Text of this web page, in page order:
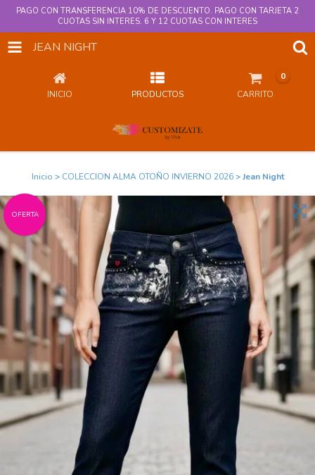
PAGO CON TRANSFERENCIA 10% DE DESCUENTO. PAGO CON TARJETA 2
CUOTAS SIN INTERES. 6 Y 12 CUOTAS CON INTERES
JEAN NIGHT
INICIO PRODUCTOS CARRITO
0
Inicio > COLECCION ALMA OTOÑO INVIERNO 2026 > Jean Night
OFERTA